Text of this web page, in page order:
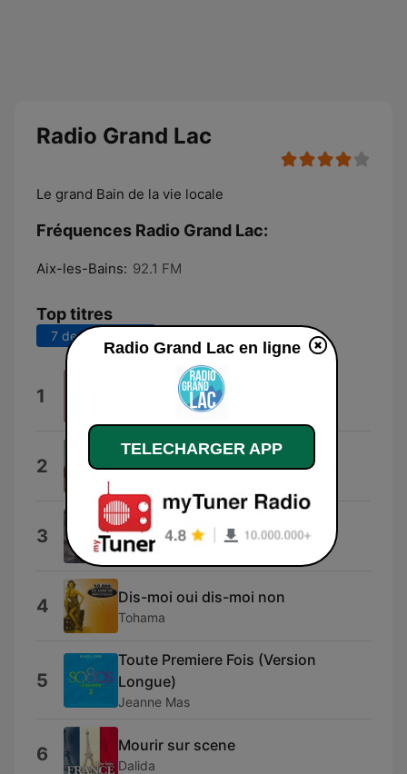
Radio Grand Lac
Le grand Bain de la vie locale
Fréquences Radio Grand Lac:
Aix-les-Bains: 92.1 FM
Top titres
7 derniers jours
1 Aix-les-Bains
Mixedbyjudah
2 Andalouse
3 Flicker
Niall Horan
4 Dis-moi oui dis-moi non
Tohama
5
Toute Premiere Fois (Version
Longue)
Jeanne Mas
6 Mourir sur scene
Dalida
Radio Grand Lac en ligne
TELECHARGER APP